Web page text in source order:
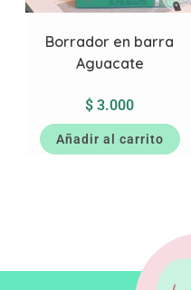
Borrador en barra
Aguacate
$ 3.000
Añadir al carrito